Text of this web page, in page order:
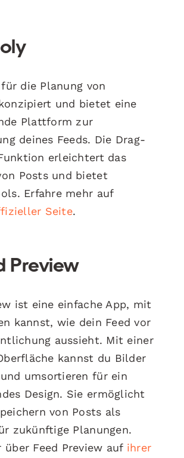
die Planung von
und bietet eine
Plattform zur
deines Feeds. Die Drag-
erleichtert das
Posts und bietet
Erfahre mehr auf
Seite.
Preview
ist eine einfache App, mit
kannst, wie dein Feed vor
aussieht. Mit einer
kannst du Bilder
umsortieren für ein
Design. Sie ermöglicht
von Posts als
zukünftige Planungen.
über Feed Preview auf ihrer